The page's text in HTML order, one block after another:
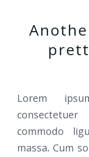
Lorem
commodo
massa. Cum